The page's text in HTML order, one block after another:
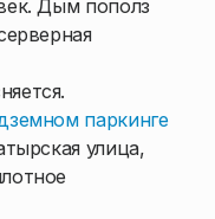
Дым пополз
паркинге
улица,